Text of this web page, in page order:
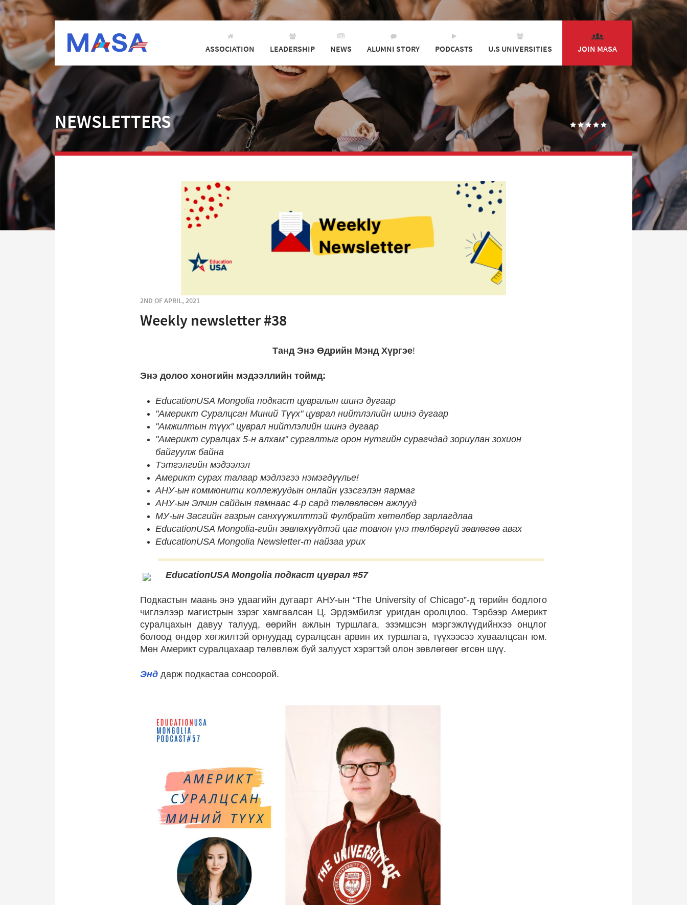
ASSOCIATION LEADERSHIP NEWS ALUMNI STORY PODCASTS U.S UNIVERSITIES JOIN MASA
NEWSLETTERS
2ND OF APRIL, 2021
Weekly newsletter #38
Танд Энэ Өдрийн Мэнд Хүргэе!
Энэ долоо хоногийн мэдээллийн тоймд:
EducationUSA Mongolia подкаст цувралын шинэ дугаар
"Америкт Суралцсан Миний Түүх" цуврал нийтлэлийн шинэ дугаар
"Амжилтын түүх" цуврал нийтлэлийн шинэ дугаар
"Америкт суралцах 5-н алхам" сургалтыг орон нутгийн сурагчдад зориулан зохион
байгуулж байна
Тэтгэлгийн мэдээлэл
Америкт сурах талаар мэдлэгээ нэмэгдүүлье!
АНУ-ын коммюнити коллежуудын онлайн үзэсгэлэн яармаг
АНУ-ын Элчин сайдын яамнаас 4-р сард төлөвлөсөн ажлууд
МУ-ын Засгийн газрын санхүүжилттэй Фулбрайт хөтөлбөр зарлагдлаа
EducationUSA Mongolia-гийн зѳвлѳхүүдтэй цаг товлон үнэ тѳлбѳргүй зѳвлѳгѳѳ авах
EducationUSA Mongolia Newsletter-т найзаа урих
EducationUSA Mongolia подкаст цуврал #57
Подкастын маань энэ удаагийн дугаарт АНУ-ын “The University of Chicago”-д төрийн бодлого
чиглэлээр магистрын зэрэг хамгаалсан Ц. Эрдэмбилэг уригдан оролцлоо. Тэрбээр Америкт
суралцахын давуу талууд, өөрийн ажлын туршлага, эзэмшсэн мэргэжлүүдийнхээ онцлог
болоод өндөр хөгжилтэй орнуудад суралцсан арвин их туршлага, түүхээсээ хуваалцсан юм.
Мөн Америкт суралцахаар төлөвлөж буй залууст хэрэгтэй олон зөвлөгөөг өгсөн шүү.
Энд дарж подкастаа сонсоорой.